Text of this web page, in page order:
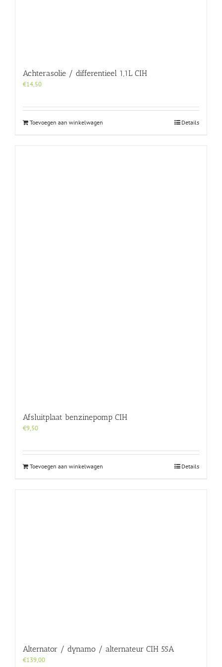
Achterasolie / differentieel 1,1L CIH
€14,50
Toevoegen aan winkelwagen Details
Afsluitplaat benzinepomp CIH
€9,50
Toevoegen aan winkelwagen Details
Alternator / dynamo / alternateur CIH 55A
€139,00